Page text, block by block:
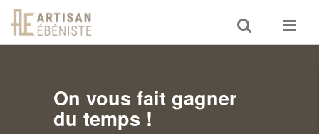
Toggle
search
Toggle
On vous fait gagner
du temps !